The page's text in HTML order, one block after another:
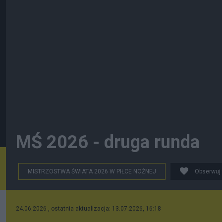
MŚ 2026 - druga runda
MISTRZOSTWA ŚWIATA 2026 W PIŁCE NOŻNEJ
24.06.2026 , ostatnia aktualizacja: 13.07.2026, 16:18